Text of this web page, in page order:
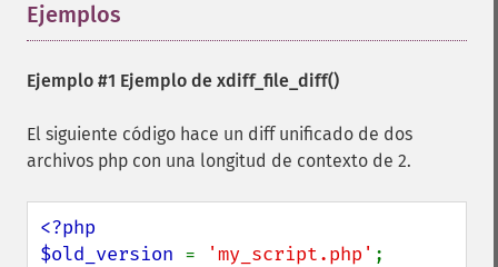
Ejemplos
Ejemplo #1 Ejemplo de xdiff_file_diff()
El siguiente código hace un diff unificado de dos
archivos php con una longitud de contexto de 2.
<?php
$old_version = 'my_script.php'